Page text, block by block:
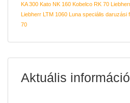
KA 300 Kato NK 160 Kobelco RK 70
Liebherr LTM 1060
Luna speciális daruzási
70
Aktuális